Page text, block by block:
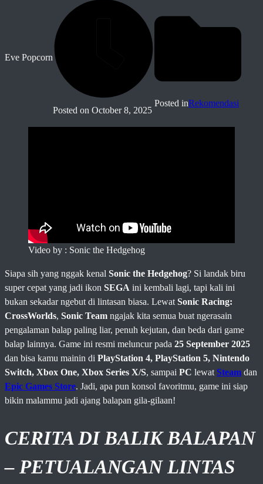
Eve Popcorn
Posted on October 8, 2025
Posted inRekomendasi
Video by : Sonic the Hedgehog
Siapa sih yang nggak kenal Sonic the Hedgehog? Si landak biru
super cepat yang jadi ikon SEGA ini kembali lagi, tapi kali ini
bukan sekadar ngebut di lintasan biasa. Lewat Sonic Racing:
CrossWorlds, Sonic Team ngajak kita semua buat ngerasain
pengalaman balap paling liar, penuh kejutan, dan beda dari game
balap lainnya. Game ini resmi meluncur pada 25 September 2025
dan bisa kamu mainin di PlayStation 4, PlayStation 5, Nintendo
Switch, Xbox One, Xbox Series X/S, sampai PC lewat Steam dan
Epic Games Store. Jadi, apa pun konsol favoritmu, game ini siap
bikin malammu jadi ajang balapan gila-gilaan!
CERITA DI BALIK BALAPAN
– PETUALANGAN LINTAS